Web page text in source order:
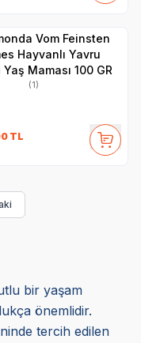
Vom Feinsten
Hayvanlı Yavru
Yaş Maması 100 GR
(1)
TL
bir yaşam
önemlidir.
tercih edilen